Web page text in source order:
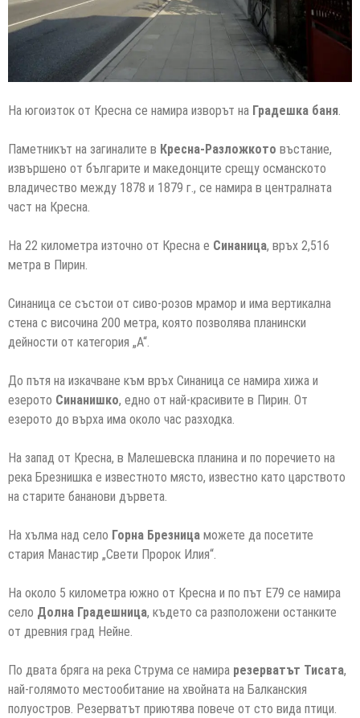
На югоизток от Кресна се намира изворът на Градешка баня.
Паметникът на загиналите в Кресна-Разложкото въстание,
извършено от българите и македонците срещу османското
владичество между 1878 и 1879 г., се намира в централната
част на Кресна.
На 22 километра източно от Кресна е Синаница, връх 2,516
метра в Пирин.
Синаница се състои от сиво-розов мрамор и има вертикална
стена с височина 200 метра, която позволява планински
дейности от категория „А“.
До пътя на изкачване към връх Синаница се намира хижа и
езерото Синанишко, едно от най-красивите в Пирин. От
езерото до върха има около час разходка.
На запад от Кресна, в Малешевска планина и по поречието на
река Брезнишка е известното място, известно като царството
на старите бананови дървета.
На хълма над село Горна Брезница можете да посетите
стария Манастир „Свети Пророк Илия“.
На около 5 километра южно от Кресна и по път Е79 се намира
село Долна Градешница, където са разположени останките
от древния град Нейне.
По двата бряга на река Струма се намира резерватът Тисата,
най-голямото местообитание на хвойната на Балканския
полуостров. Резерватът приютява повече от сто вида птици.